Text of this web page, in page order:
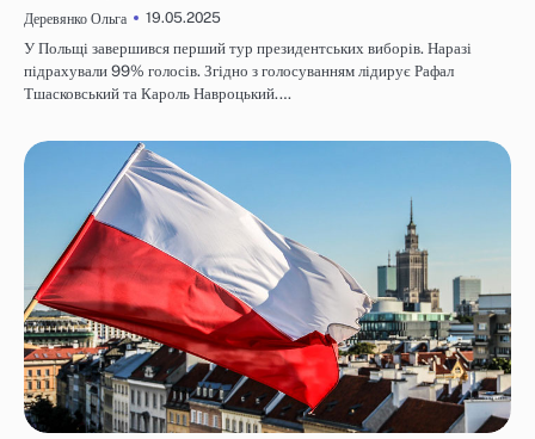
Деревянко Ольга
19.05.2025
У Польщі завершився перший тур президентських виборів. Наразі
підрахували 99% голосів. Згідно з голосуванням лідирує Рафал
Тшасковський та Кароль Навроцький.…